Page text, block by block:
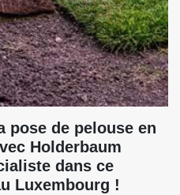
pose de pelouse en
Holderbaum
dans ce
Luxembourg !